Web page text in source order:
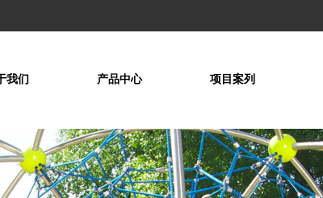
我们 产品中心 项目案列